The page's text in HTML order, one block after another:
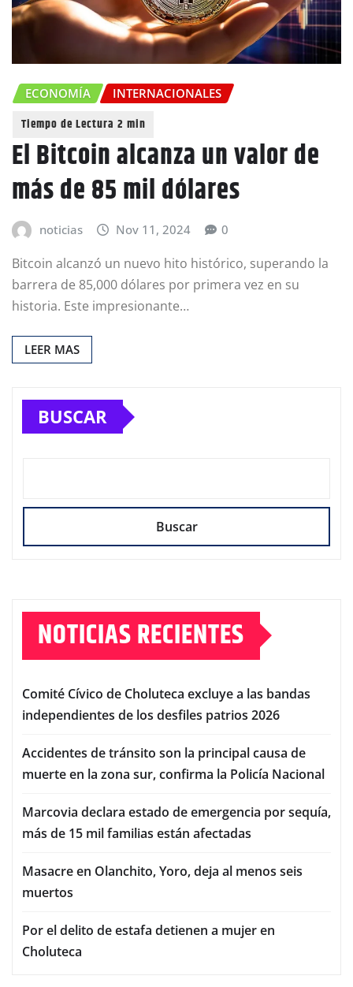
ECONOMÍA INTERNACIONALES
El Bitcoin alcanza un valor de
más de 85 mil dólares
noticias Nov 11, 2024 0
Bitcoin alcanzó un nuevo hito histórico, superando la
barrera de 85,000 dólares por primera vez en su
historia. Este impresionante…
LEER MAS
BUSCAR
Buscar
NOTICIAS RECIENTES
Comité Cívico de Choluteca excluye a las bandas
independientes de los desfiles patrios 2026
Accidentes de tránsito son la principal causa de
muerte en la zona sur, confirma la Policía Nacional
Marcovia declara estado de emergencia por sequía,
más de 15 mil familias están afectadas
Masacre en Olanchito, Yoro, deja al menos seis
muertos
Por el delito de estafa detienen a mujer en
Choluteca